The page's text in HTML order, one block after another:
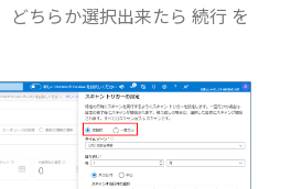
どちらか選択出来たら 続行 を